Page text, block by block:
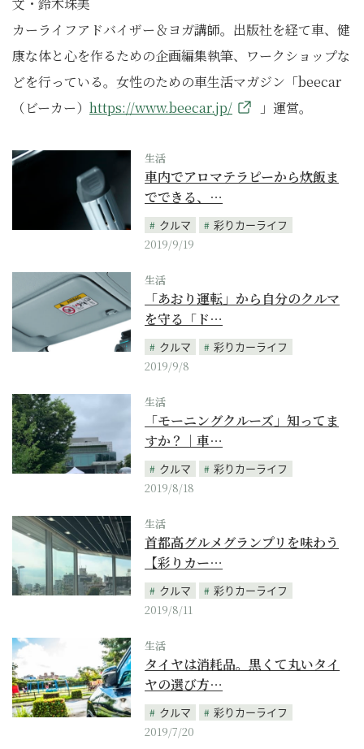
カーライフアドバイザー＆ヨガ講師。出版社を経て車、健
康な体と心を作るための企画編集執筆、ワークショップな
どを行っている。女性のための車生活マガジン「beecar
（ビーカー） https://www.beecar.jp/ 」運営。
生活
車内でアロマテラピーから炊飯ま
でできる、…
クルマ
彩りカーライフ
2019/9/19
生活
「あおり運転」から自分のクルマ
を守る「ド…
クルマ
彩りカーライフ
2019/9/8
生活
「モーニングクルーズ」知ってま
すか？｜車…
クルマ
彩りカーライフ
2019/8/18
生活
首都高グルメグランプリを味わう
【彩りカー…
クルマ
彩りカーライフ
2019/8/11
生活
タイヤは消耗品。黒くて丸いタイ
ヤの選び方…
クルマ
彩りカーライフ
2019/7/20